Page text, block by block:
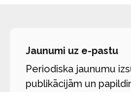
Jaunumi uz e-pastu
Periodiska jaunumu
publikācijām un